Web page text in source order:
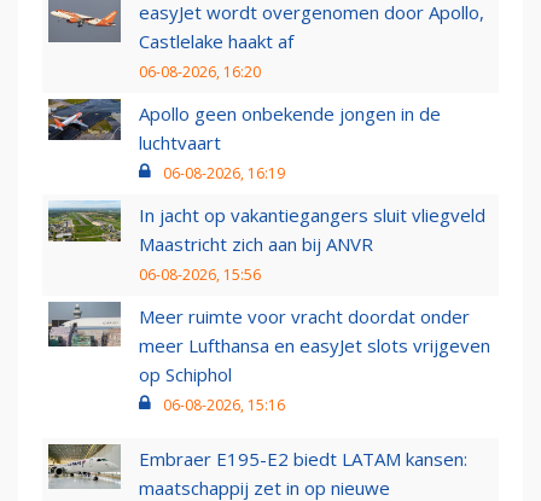
easyJet wordt overgenomen door Apollo,
Castlelake haakt af
06-08-2026, 16:20
Apollo geen onbekende jongen in de
luchtvaart
06-08-2026, 16:19
In jacht op vakantiegangers sluit vliegveld
Maastricht zich aan bij ANVR
06-08-2026, 15:56
Meer ruimte voor vracht doordat onder
meer Lufthansa en easyJet slots vrijgeven
op Schiphol
06-08-2026, 15:16
Embraer E195-E2 biedt LATAM kansen:
maatschappij zet in op nieuwe